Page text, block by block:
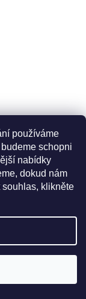
používáme
schopni
nabídky
dokud nám
klikněte
práva vyhrazena.